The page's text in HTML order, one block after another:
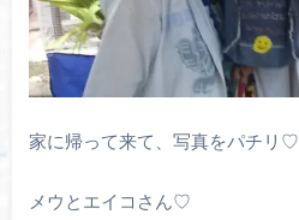
家に帰って来て、写真をパチリ♡
メウとエイコさん♡